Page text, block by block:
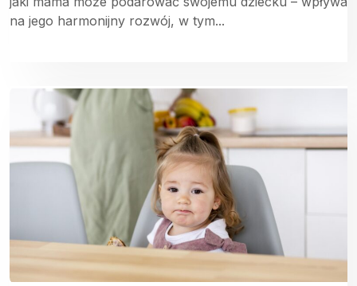
na jego harmonijny rozwój, w tym...